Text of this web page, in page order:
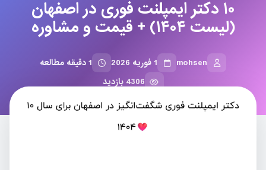
۱۰ دکتر ایمپلنت فوری در اصفهان
(لیست ۱۴۰۴) + قیمت و مشاوره
mohsen 1 فوریه 2026
1 دقیقه مطالعه
4306 بازدید